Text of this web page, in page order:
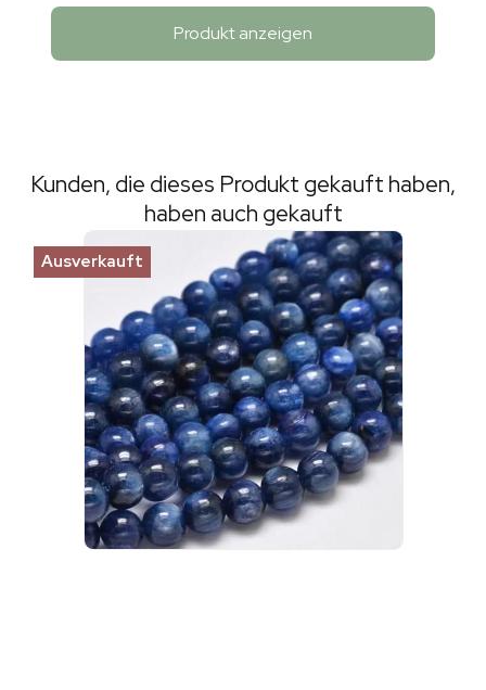
Produkt anzeigen
Kunden, die dieses Produkt gekauft haben,
haben auch gekauft
Ausverkauft